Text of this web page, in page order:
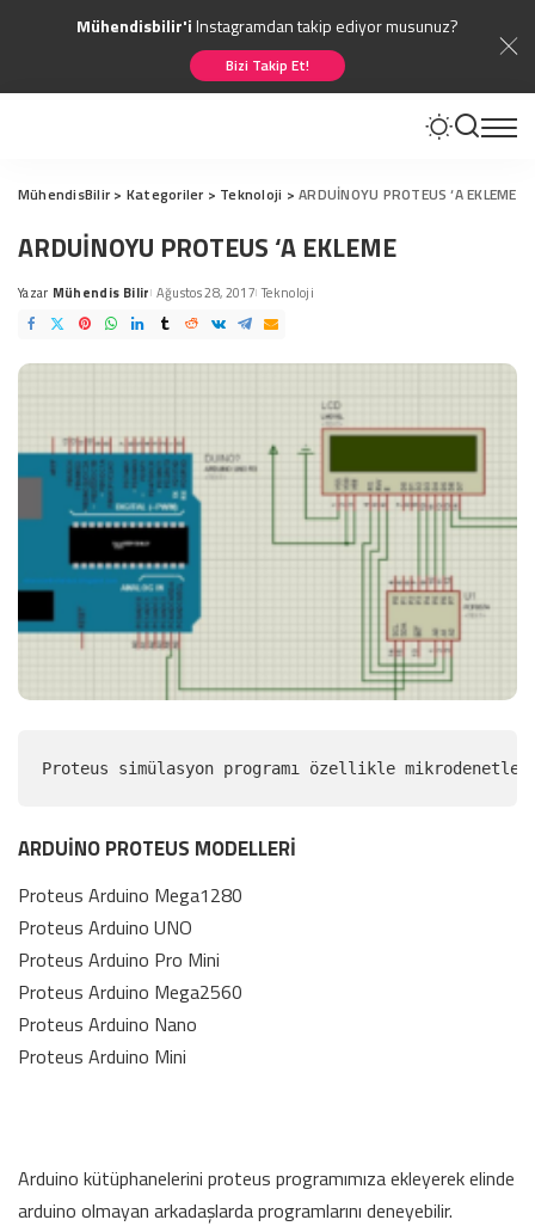
Mühendisbilir'iInstagramdan takip ediyor musunuz?
Bizi Takip Et!
MühendisBilir > Kategoriler > Teknoloji >ARDUİNOYU PROTEUS ‘A EKLEME
ARDUİNOYU PROTEUS ‘A EKLEME
Posted
by
Yazar Mühendis Bilir Ağustos 28, 2017 Teknoloji
Proteus simülasyon programı özellikle
ARDUİNO PROTEUS MODELLERİ
Proteus Arduino Mega1280
Proteus Arduino UNO
Proteus Arduino Pro Mini
Proteus Arduino Mega2560
Proteus Arduino Nano
Proteus Arduino Mini
Arduino kütüphanelerini proteus programımıza ekleyerek elinde
arduino olmayan arkadaşlarda programlarını deneyebilir.